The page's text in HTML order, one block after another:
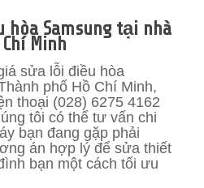
hòa Samsung tại nhà
Minh
sửa lỗi điều hòa
phố Hồ Chí Minh,
thoại (028) 6275 4162
tôi có thể tư vấn chi
bạn đang gặp phải
án hợp lý để sửa thiết
bạn một cách tối ưu